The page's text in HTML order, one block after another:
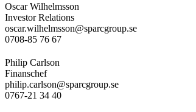
Oscar Wilhelmsson
Investor Relations
oscar.wilhelmsson@sparcgroup.se
0708-85 76 67
Philip Carlson
Finanschef
philip.carlson@sparcgroup.se
0767-21 34 40